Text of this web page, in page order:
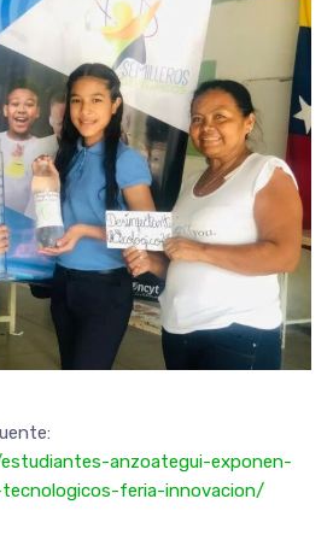
anzoategui-exponen-
feria-innovacion/